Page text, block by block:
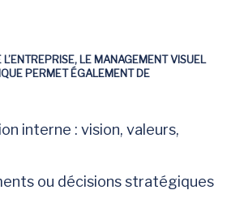
LE MANAGEMENT VISUEL
PERMET ÉGALEMENT DE
interne : vision, valeurs,
ou décisions stratégiques